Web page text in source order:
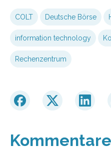
COLT Deutsche Börse
information technology
Rechenzentrum